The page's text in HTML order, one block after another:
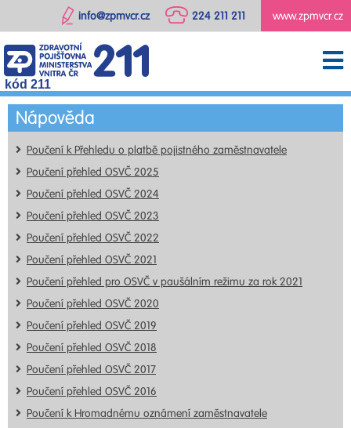
www.zpmvcr.cz
224 211 211
info@zpmvcr.cz
kód 211
Nápověda
Poučení k Přehledu o platbě pojistného zaměstnavatele
Poučení přehled OSVČ 2025
Poučení přehled OSVČ 2024
Poučení přehled OSVČ 2023
Poučení přehled OSVČ 2022
Poučení přehled OSVČ 2021
Poučení přehled pro OSVČ v paušálním režimu za rok 2021
Poučení přehled OSVČ 2020
Poučení přehled OSVČ 2019
Poučení přehled OSVČ 2018
Poučení přehled OSVČ 2017
Poučení přehled OSVČ 2016
Poučení k Hromadnému oznámení zaměstnavatele